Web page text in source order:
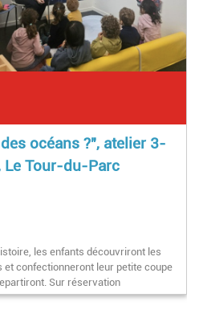
océans ?", atelier 3-
Le Tour-du-Parc
les enfants découvriront les
confectionneront leur petite coupe
Sur réservation